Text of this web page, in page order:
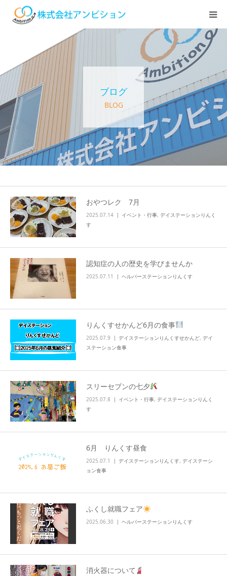
ブログ
BLOG
おやつレク 7月
2025.07.14 イベント・行事, デイステーションりんく
す
認知症の人の歴史を学びませんか
2025.07.11 ヘルパーステーションりんくす
りんくすせかんど6月の食事
2025.07.9 デイステーションりんくすせかんど, デイ
ステーション食事
スリーセブンの七夕
2025.07.8 イベント・行事, デイステーションりんく
す
6月 りんくす昼食
2025.07.1 デイステーションりんくす, デイステーシ
ョン食事
ふくし就職フェア
2025.06.30 ヘルパーステーションりんくす
消火器について
アンビションについて
サービス紹介
デイステーション
居宅介護・訪問介護
快護ラボ知技心
求人情報
info